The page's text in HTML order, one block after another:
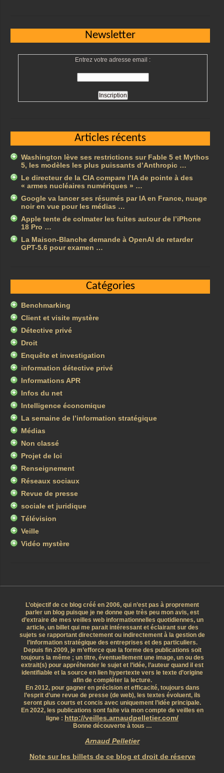
Newsletter
Entrez votre adresse email :
Articles récents
Washington lève ses restrictions sur Fable 5 et Mythos
5, les modèles les plus puissants d’Anthropic …
Le directeur de la CIA compare l’IA de pointe à des
« armes nucléaires numériques » …
Google va lancer ses résumés par IA en France, nuage
noir en vue pour les médias …
Apple tente de colmater les fuites autour de l’iPhone
18 Pro …
La Maison-Blanche demande à OpenAI de retarder
GPT-5.6 pour examen …
Catégories
Benchmarking
Client et visite mystère
Détective privé
Droit
Enquête et investigation
information détective privé
Informations APR
Infos du net
Intelligence économique
La semaine de l’information stratégique
Médias
Non classé
Projet de loi
Renseignement
Réseaux sociaux
Revue de presse
sociale et juridique
Télévision
Veille
Vidéo mystère
L’objectif de ce blog créé en 2006, qui n’est pas à proprement
parler un blog puisque je ne donne que très peu mon avis, est
d’extraire de mes veilles web informationnelles quotidiennes, un
article, un billet qui me parait intéressant et éclairant sur des
sujets se rapportant directement ou indirectement à la gestion de
l’information stratégique des entreprises et des particuliers.
Depuis fin 2009, je m’efforce que la forme des publications soit
toujours la même ; un titre, éventuellement une image, un ou des
extrait(s) pour appréhender le sujet et l’idée, l’auteur quand il est
identifiable et la source en lien hypertexte vers le texte d’origine
afin de compléter la lecture.
En 2012, pour gagner en précision et efficacité, toujours dans
l’esprit d’une revue de presse (de web), les textes évoluent, ils
seront plus courts et concis avec uniquement l’idée principale.
En 2022, les publications sont faite via mon compte de veilles en
ligne : http://veilles.arnaudpelletier.com/
Bonne découverte à tous …
Arnaud Pelletier
Note sur les billets de ce blog et droit de réserve